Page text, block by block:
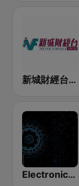
新城財經台 Metro Finance FM104
Electronica Radio FM